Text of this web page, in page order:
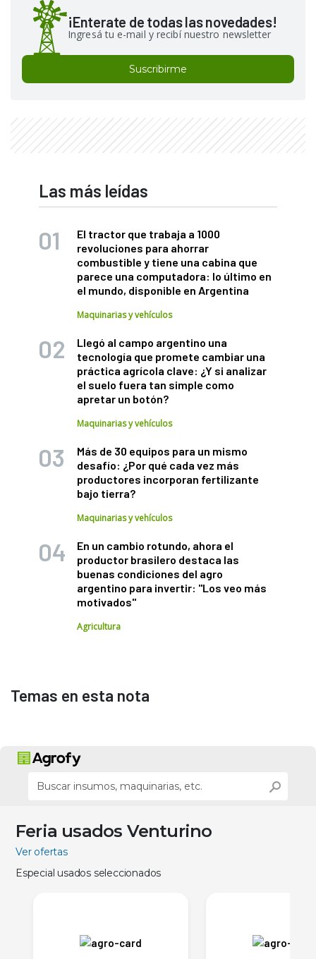
¡Enterate de todas las novedades!
Ingresá tu e-mail y recibí nuestro newsletter
Suscribirme
Las más leídas
El tractor que trabaja a 1000
revoluciones para ahorrar
combustible y tiene una cabina que
parece una computadora: lo último en
el mundo, disponible en Argentina
Maquinarias y vehículos
Llegó al campo argentino una
tecnología que promete cambiar una
práctica agrícola clave: ¿Y si analizar
el suelo fuera tan simple como
apretar un botón?
Maquinarias y vehículos
Más de 30 equipos para un mismo
desafío: ¿Por qué cada vez más
productores incorporan fertilizante
bajo tierra?
Maquinarias y vehículos
En un cambio rotundo, ahora el
productor brasilero destaca las
buenas condiciones del agro
argentino para invertir: "Los veo más
motivados"
Agricultura
Temas en esta nota
Feria usados Venturino
Ver ofertas
Especial usados seleccionados